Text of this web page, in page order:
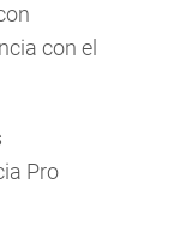
con el
Pro